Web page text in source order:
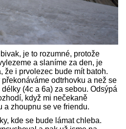
je to rozumné, protože
a slaníme za den, je
že i prvolezec bude mít batoh.
odtrhovku a než se
(4c a 6a) za sebou. Odsýpá
když mi nečekaně
a zhoupnu se ve friendu.
kde se bude lámat chleba.